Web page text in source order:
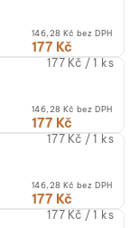
cena)
146,28 Kč bez DPH
177 Kč
Měrná
cena)
177 Kč / 1 ks
146,28 Kč bez DPH
177 Kč
Měrná
cena)
177 Kč / 1 ks
146,28 Kč bez DPH
177 Kč
Měrná
177 Kč / 1 ks